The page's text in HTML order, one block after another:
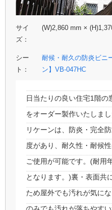
サイ
ズ：
(W)2,860 mm ×
シー
ト：
耐候・耐久の防炎ビニ
ン】VB-047HC
日当たりの良い住宅1階の
をオーダー製作いたしま
リケーンは、防炎・完全
度があり、耐久性・耐候
ご使用が可能です。(耐用
となります。)裏・表面共
ため屋外でも汚れが気に